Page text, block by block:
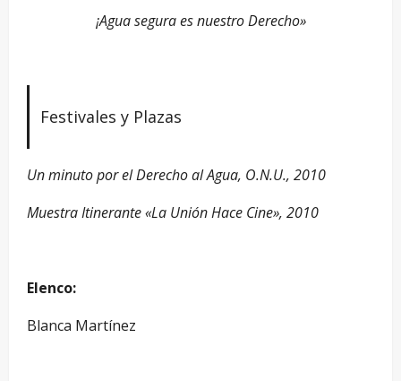
¡Agua segura es nuestro Derecho»
Festivales y Plazas
Un minuto por el Derecho al Agua, O.N.U., 2010
Muestra Itinerante «La Unión Hace Cine», 2010
Elenco:
Blanca Martínez